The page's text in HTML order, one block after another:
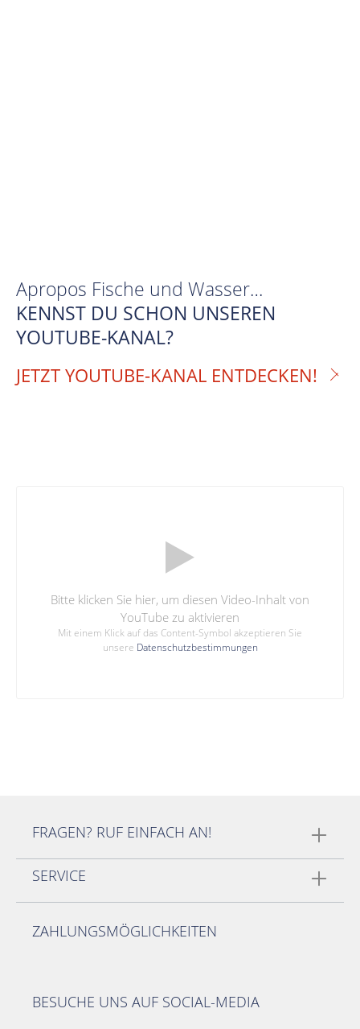
Apropos Fische und Wasser…
KENNST DU SCHON UNSEREN
YOUTUBE-KANAL?
JETZT YOUTUBE-KANAL ENTDECKEN!
Bitte klicken Sie hier, um diesen Video-Inhalt von
YouTube zu aktivieren
Mit einem Klick auf das Content-Symbol akzeptieren Sie
unsere Datenschutzbestimmungen
FRAGEN? RUF EINFACH AN!
SERVICE
ZAHLUNGSMÖGLICHKEITEN
BESUCHE UNS AUF SOCIAL-MEDIA